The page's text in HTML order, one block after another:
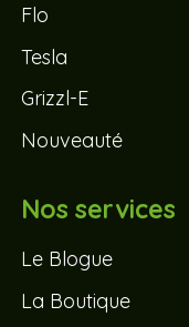
Flo
Tesla
Grizzl-E
Nouveauté
Nos services
Le Blogue
La Boutique